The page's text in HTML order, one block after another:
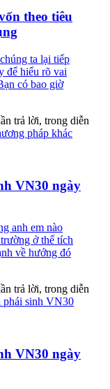
theo tiêu
ta lại tiếp
để hiểu rõ vai
có bao giờ
trả lời, trong diễn
pháp khác
VN30 ngày
anh em nào
ở thế tích
về hướng đó
trả lời, trong diễn
phái sinh VN30
VN30 ngày